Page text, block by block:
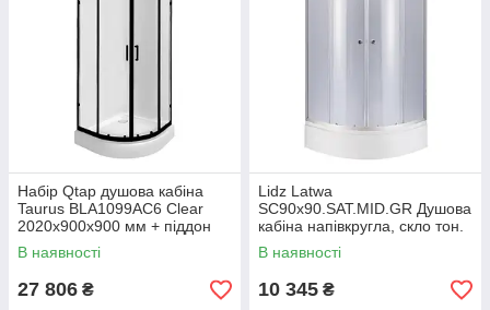
Набір Qtap душова кабіна
Taurus BLA1099AC6 Clear
2020x900x900 мм + піддон
Robin 309912C 90x90x12 см
із сифоном
В наявності
27 806 ₴
Lidz Latwa
SC90x90.SAT.MID.GR Душова
кабіна напівкругла, скло тон.
4 мм + Lidz Душовий піддон
KAPIELKA
В наявності
10 345 ₴